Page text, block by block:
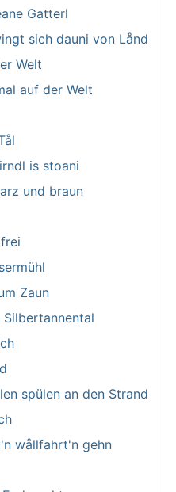
Gatterl
sich dauni von Lånd
Welt
auf der Welt
is stoani
und braun
Zaun
spülen an den Strand
wållfahrt'n gehn